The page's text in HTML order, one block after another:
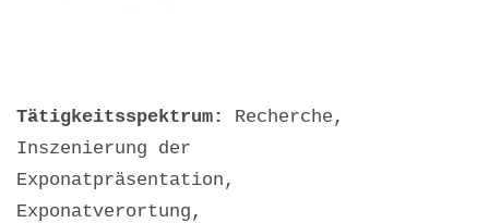
Tätigkeitsspektrum:
Recherche,
Inszenierung der
Exponatpräsentation,
Exponatverortung,